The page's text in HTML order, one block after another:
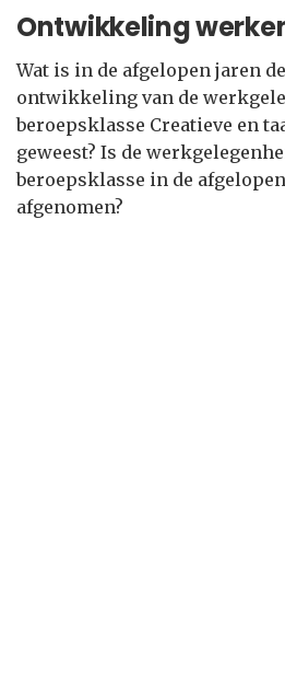
Ontwikkeling
Wat is in de afgelopen jaren
ontwikkeling van de
beroepsklasse Creatieve en
geweest? Is de
beroepsklasse in de
afgenomen?